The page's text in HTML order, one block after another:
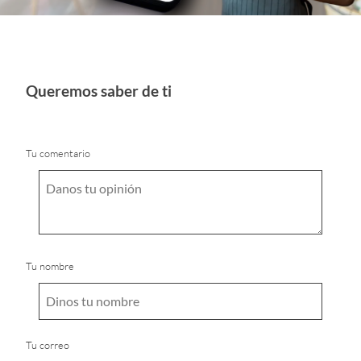
Queremos saber de ti
Tu comentario
Tu nombre
Tu correo